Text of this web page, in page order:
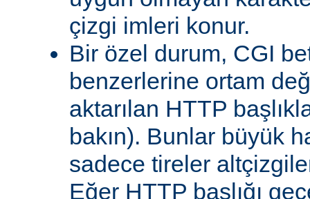
çizgi imleri konur.
Bir özel durum, CGI
benzerlerine ortam
aktarılan HTTP
bakın). Bunlar büyük
sadece tireler
Eğer HTTP başlığı